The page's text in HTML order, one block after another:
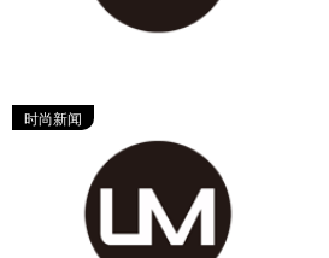
时尚新闻